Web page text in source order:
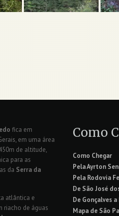
fica em
em uma área
de altitude,
para as
da Serra da
atlântica e
riacho de águas
Como
Como Chegar
Pela Ayrton
Pela Rodovia
De São José
De Gonçalves
Mapa de São